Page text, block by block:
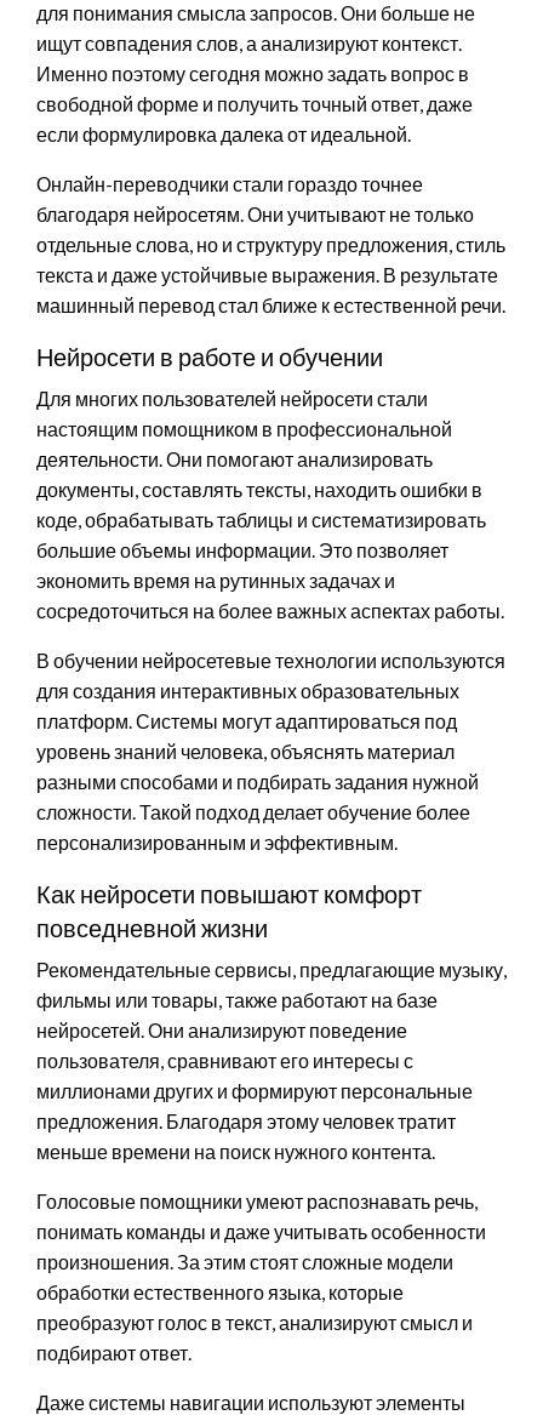
для понимания смысла запросов. Они больше не
ищут совпадения слов, а анализируют контекст.
Именно поэтому сегодня можно задать вопрос в
свободной форме и получить точный ответ, даже
если формулировка далека от идеальной.
Онлайн-переводчики стали гораздо точнее
благодаря нейросетям. Они учитывают не только
отдельные слова, но и структуру предложения, стиль
текста и даже устойчивые выражения. В результате
машинный перевод стал ближе к естественной речи.
Нейросети в работе и обучении
Для многих пользователей нейросети стали
настоящим помощником в профессиональной
деятельности. Они помогают анализировать
документы, составлять тексты, находить ошибки в
коде, обрабатывать таблицы и систематизировать
большие объемы информации. Это позволяет
экономить время на рутинных задачах и
сосредоточиться на более важных аспектах работы.
В обучении нейросетевые технологии используются
для создания интерактивных образовательных
платформ. Системы могут адаптироваться под
уровень знаний человека, объяснять материал
разными способами и подбирать задания нужной
сложности. Такой подход делает обучение более
персонализированным и эффективным.
Как нейросети повышают комфорт
повседневной жизни
Рекомендательные сервисы, предлагающие музыку,
фильмы или товары, также работают на базе
нейросетей. Они анализируют поведение
пользователя, сравнивают его интересы с
миллионами других и формируют персональные
предложения. Благодаря этому человек тратит
меньше времени на поиск нужного контента.
Голосовые помощники умеют распознавать речь,
понимать команды и даже учитывать особенности
произношения. За этим стоят сложные модели
обработки естественного языка, которые
преобразуют голос в текст, анализируют смысл и
подбирают ответ.
Даже системы навигации используют элементы